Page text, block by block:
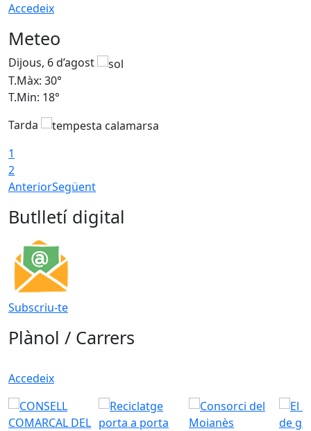
Accedeix
Meteo
Dijous, 6 d’agost
T.Màx: 30°
T.Min: 18°
Tarda
1
2
AnteriorSegüent
Butlletí digital
Subscriu-te
Plànol / Carrers
Accedeix